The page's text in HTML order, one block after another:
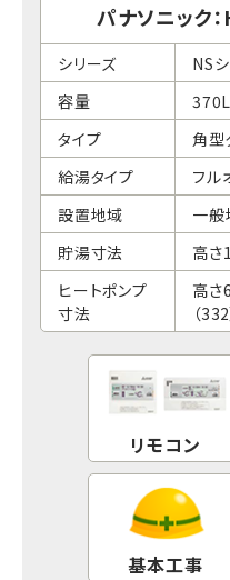
パナソニック
シリーズ
NS
容量
タイプ
角型
給湯タイプ
フル
設置地域
一般
貯湯寸法
高
ヒートポンプ
寸法
高
（
リモコン
基本工事